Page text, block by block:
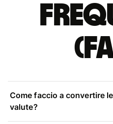
Come faccio a convertire le
valute?